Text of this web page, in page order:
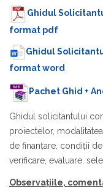
Ghidul
format pdf
Ghidul
format word
Pachet Ghid +
Ghidul solicitantului
proiectelor,
de finanţare, condiţii
verificare, evaluare,
Observațiile,